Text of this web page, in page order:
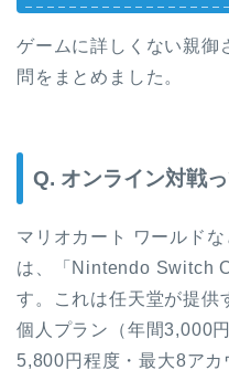
ゲームに詳しくない親御
問をまとめました。
Q. オンライン対戦
マリオカート ワールド
は、「Nintendo Switch
す。これは任天堂が提供
個人プラン（年間3,000
5,800円程度・最大8アカ